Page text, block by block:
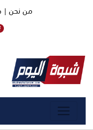
من نحن |